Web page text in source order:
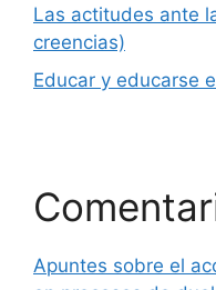
Las actitudes ante
creencias)
Educar y educarse
Apuntes sobre el